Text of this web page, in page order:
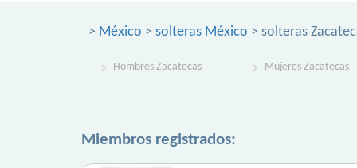
> México > solteras México > solteras
Hombres Zacatecas Mujeres Zacatecas
Miembros registrados: